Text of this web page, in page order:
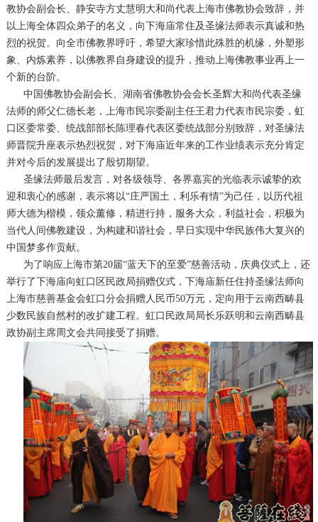
教协会副会长、静安寺方丈慧明大和尚代表上海市佛教协会致辞，并
以上海全体四众弟子的名义，向下海庙常住及圣缘法师表示真诚和热
烈的祝贺。向全市佛教界呼吁，希望大家珍惜此殊胜的机缘，外塑形
象、内炼素养，以佛教界自身建设的提升，推动上海佛教事业再上一
个新的台阶。
中国佛教协会副会长、湖南省佛教协会会长圣辉大和尚代表圣缘
法师的师父仁德长老，上海市民宗委副主任王君力代表市民宗委，虹
口区委常委、统战部部长陈理春代表区委统战部分别致辞，对圣缘法
师晋院升座表示热烈祝贺，对下海庙近年来的工作业绩表示充分肯定
并对今后的发展提出了殷切期望。
圣缘法师最后发言，对各级领导、各界嘉宾的光临表示诚挚的欢
迎和衷心的感谢，表示将以“庄严国土，利乐有情”为己任，以历代祖
师大德为楷模，领众薰修，精进行持，服务大众，利益社会，积极为
当代人间佛教建设，为构建和谐社会，早日实现中华民族伟大复兴的
中国梦多作贡献。
为了响应上海市第20届“蓝天下的至爱”慈善活动，庆典仪式上，还
举行了下海庙向虹口区民政局捐赠仪式，下海庙新任住持圣缘法师向
上海市慈善基金会虹口分会捐赠人民币50万元，定向用于云南西畴县
少数民族自然村的改扩建工程。虹口民政局局长乐跃明和云南西畴县
政协副主席周文会共同接受了捐赠。